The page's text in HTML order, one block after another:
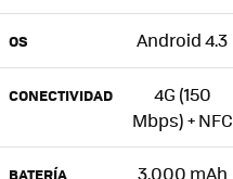
OS Android 4.3
CONECTIVIDAD
4G (150
Mbps) + NFC
BATERÍA 3.000 mAh